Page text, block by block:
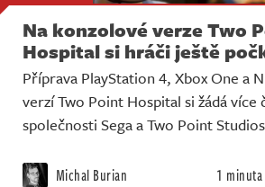
Na konzolové verze Two
Hospital si hráči ještě
Příprava PlayStation 4, Xbox One a
verzí Two Point Hospital si žádá více
společnosti Sega a Two Point
Michal Burian 1 minuta